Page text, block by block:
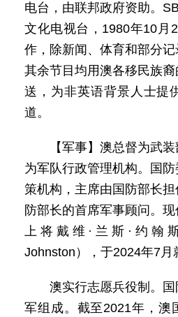
电台，由联邦政府资助。
文化电视台，1980年10月
作，除新闻、体育和部分记
其余节目均用澳各移民族
送，为非英语背景人士提
道。
【军事】澳总督为武
为军队行政管理机构。国
策机构，主席由国防部长
防部长的首席军事顾问。
上将戴维·兰斯·约翰
Johnston），于2024年7月
澳实行志愿兵役制。
军组成。截至2021年，澳